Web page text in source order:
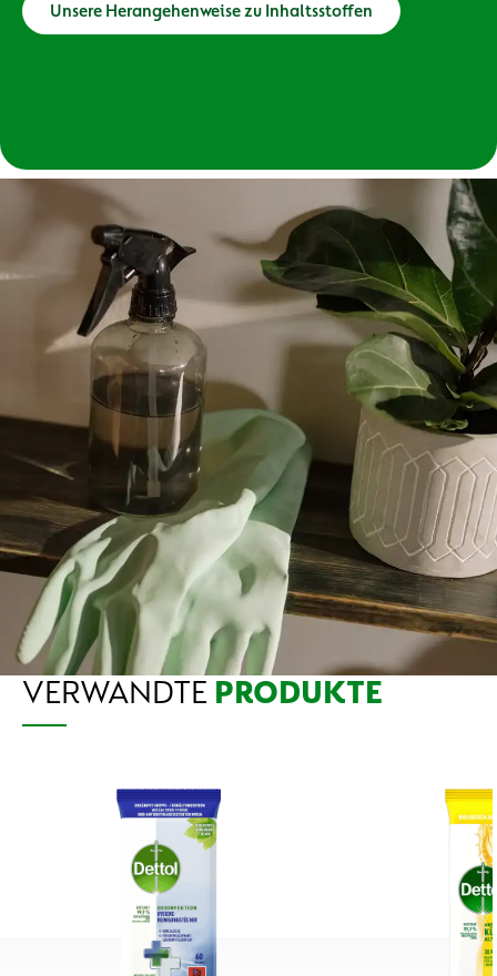
Unsere Herangehenweise zu Inhaltsstoffen
VERWANDTE PRODUKTE